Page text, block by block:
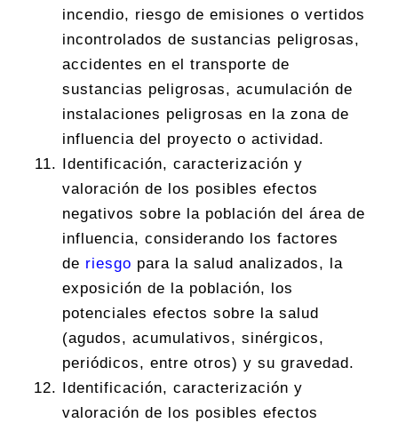
incendio, riesgo de emisiones o vertidos
incontrolados de sustancias peligrosas,
accidentes en el transporte de
sustancias peligrosas, acumulación de
instalaciones peligrosas en la zona de
influencia del proyecto o actividad.
Identificación, caracterización y
valoración de los posibles efectos
negativos sobre la población del área de
influencia, considerando los factores
de riesgo para la salud analizados, la
exposición de la población, los
potenciales efectos sobre la salud
(agudos, acumulativos, sinérgicos,
periódicos, entre otros) y su gravedad.
Identificación, caracterización y
valoración de los posibles efectos